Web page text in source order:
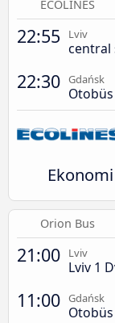
ECOLINES
22:55 Lviv
central
22:30 Gdańsk
Ekonomi
Orion Bus
21:00 Lviv
Lviv 1
11:00 Gdańsk